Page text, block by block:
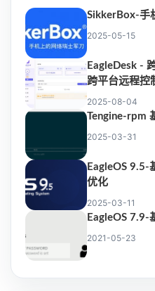
SikkerBox-手
2025-05-15
EagleDesk -
跨平台远程控
2025-08-04
Tengine-rpm
2025-03-31
EagleOS 9.5-
优化
2025-03-11
EagleOS 7.9-
2021-05-23